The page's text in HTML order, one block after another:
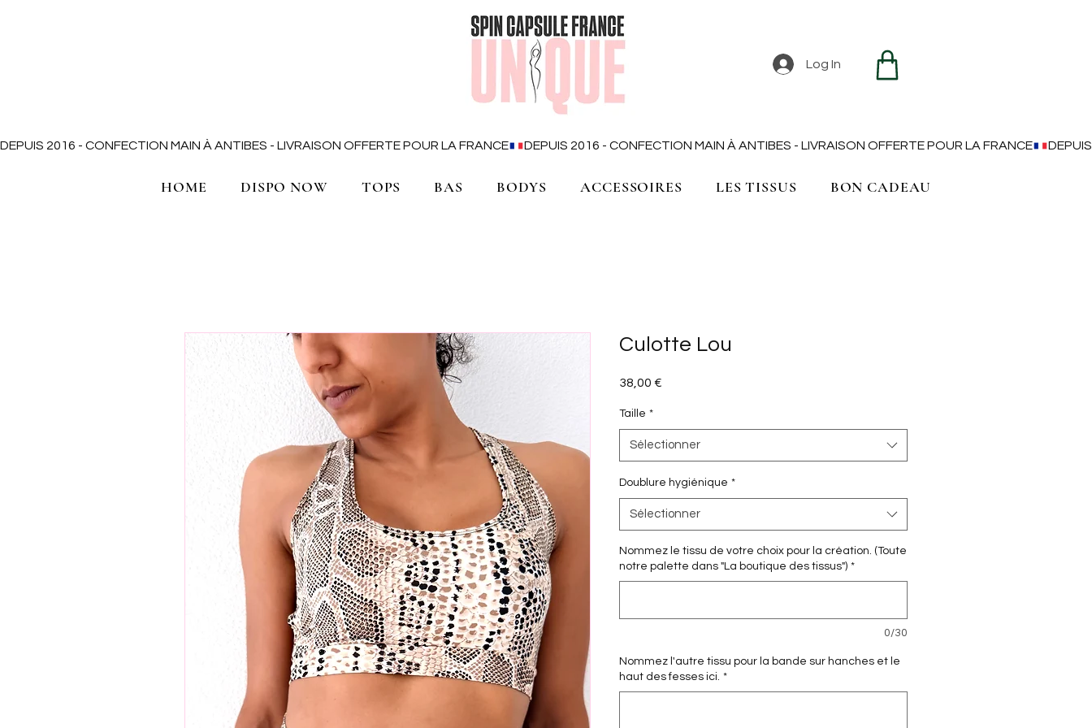
Log In
DEPUIS 2016 - CONFECTION MAIN À ANTIBES - LIVRAISON OFFERTE POUR LA FRANCE
HOME DISPO NOW TOPS BAS BODYS ACCESSOIRES LES TISSUS BON CADEAU
Culotte Lou
38,00 €
Taille *
Sélectionner
Doublure hygiénique *
Sélectionner
Nommez le tissu de votre choix pour la création. (Toute
notre palette dans "La boutique des tissus") *
0/30
Nommez l'autre tissu pour la bande sur hanches et le
haut des fesses ici. *